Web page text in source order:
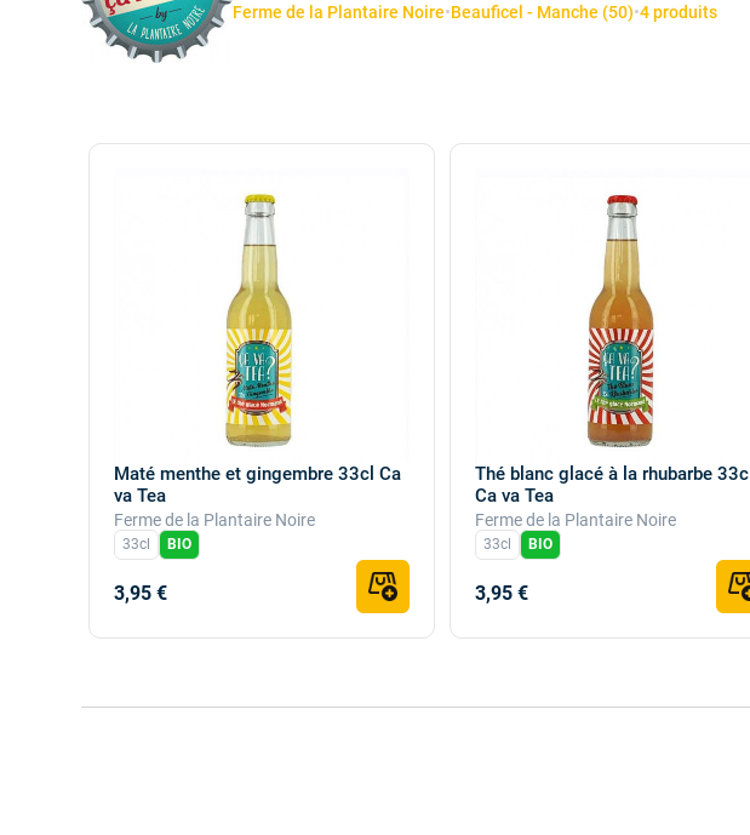
Ferme de la Plantaire Noire•Beauficel - Manche (50)•4 produits
Maté menthe et gingembre 33cl Ca
va Tea
Ferme de la Plantaire Noire
33cl BIO
3,95 €
Thé blanc glacé à la rhubarbe 33cl
Ca va Tea
Ferme de la Plantaire Noire
33cl BIO
3,95 €